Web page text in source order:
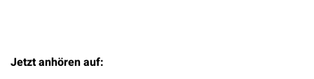
Jetzt anhören auf: